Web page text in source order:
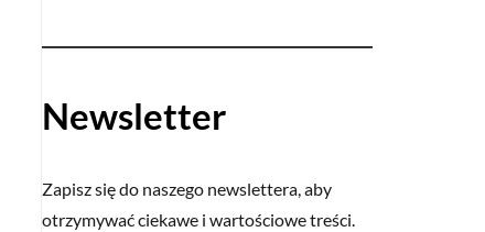
Newsletter
Zapisz się do naszego newslettera, aby
otrzymywać ciekawe i wartościowe treści.